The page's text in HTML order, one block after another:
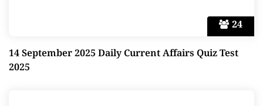
24
14 September 2025 Daily Current Affairs Quiz Test
2025